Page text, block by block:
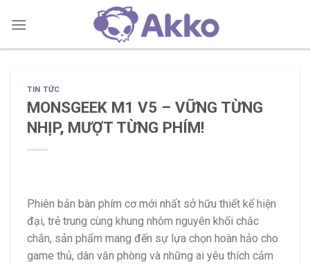
TIN TỨC
MONSGEEK M1 V5 – VỮNG TỪNG
NHỊP, MƯỢT TỪNG PHÍM!
Phiên bản bàn phím cơ mới nhất sở hữu thiết kế hiện
đại, trẻ trung cùng khung nhôm nguyên khối chắc
chắn, sản phẩm mang đến sự lựa chọn hoàn hảo cho
game thủ, dân văn phòng và những ai yêu thích cảm